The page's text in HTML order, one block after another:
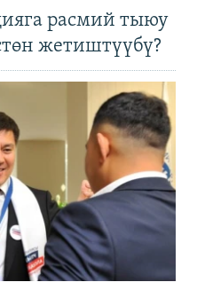
расмий тыюу
жетиштүүбү?